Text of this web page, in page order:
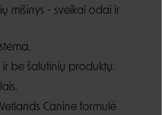
mišinys - sveikai odai ir
ir be šalutinių produktų.
Canine formulė